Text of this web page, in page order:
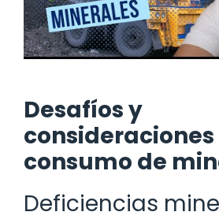
Desafíos y
consideraciones
consumo de
Deficiencias